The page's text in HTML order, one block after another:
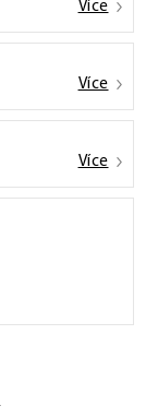
Více
Více
Více